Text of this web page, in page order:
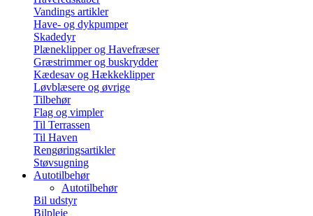
Vandings artikler
Have- og dykpumper
Skadedyr
Plæneklipper og Havefræser
Græstrimmer og buskrydder
Kædesav og Hækkeklipper
Løvblæsere og øvrige
Tilbehør
Flag og vimpler
Til Terrassen
Til Haven
Rengøringsartikler
Støvsugning
Autotilbehør
Autotilbehør
Bil udstyr
Bilpleje